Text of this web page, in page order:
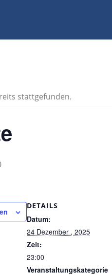
stattgefunden.
DETAILS
Datum:
24 Dezember , 2025
Zeit:
23:00
Veranstaltungskategorie